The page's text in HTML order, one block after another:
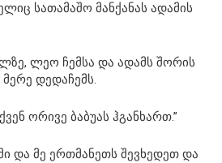
სათამაშო მანქანას ადამის
ლეო ჩემსა და ადამს შორის
მერე დედაჩემს.
ორივე ბაბუას ჰგანხართ.”
და მე ერთმანეთს შევხედეთ და